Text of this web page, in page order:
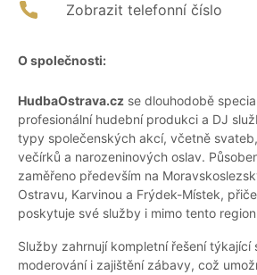
Zobrazit telefonní číslo
O společnosti:
HudbaOstrava.cz se dlouhodobě
profesionální hudební produkci a DJ
typy společenských akcí, včetně
večírků a narozeninových oslav.
zaměřeno především na
Ostravu, Karvinou a Frýdek-Místek,
poskytuje své služby i mimo tento
Služby zahrnují kompletní řešení týkající
moderování i zajištění zábavy, což